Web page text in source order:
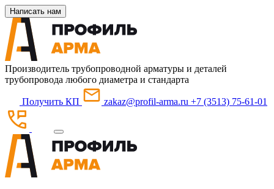
Написать нам
Производитель трубопроводной арматуры и деталей
трубопровода любого диаметра и стандарта
Получить КП zakaz@profil-arma.ru +7 (3513) 75-61-01